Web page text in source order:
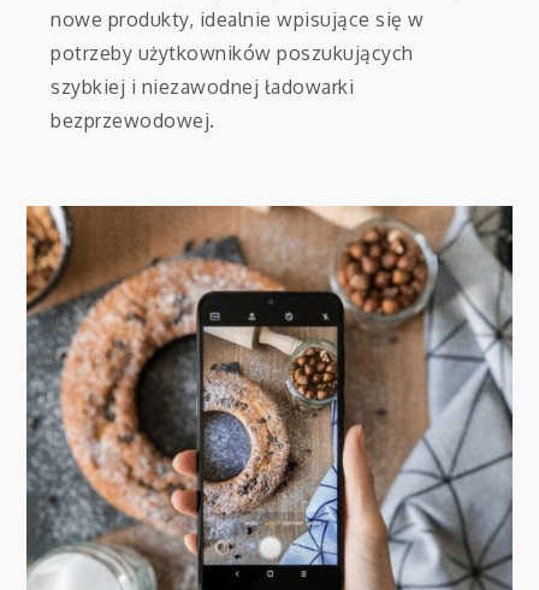
nowe produkty, idealnie wpisujące się w
potrzeby użytkowników poszukujących
szybkiej i niezawodnej ładowarki
bezprzewodowej.